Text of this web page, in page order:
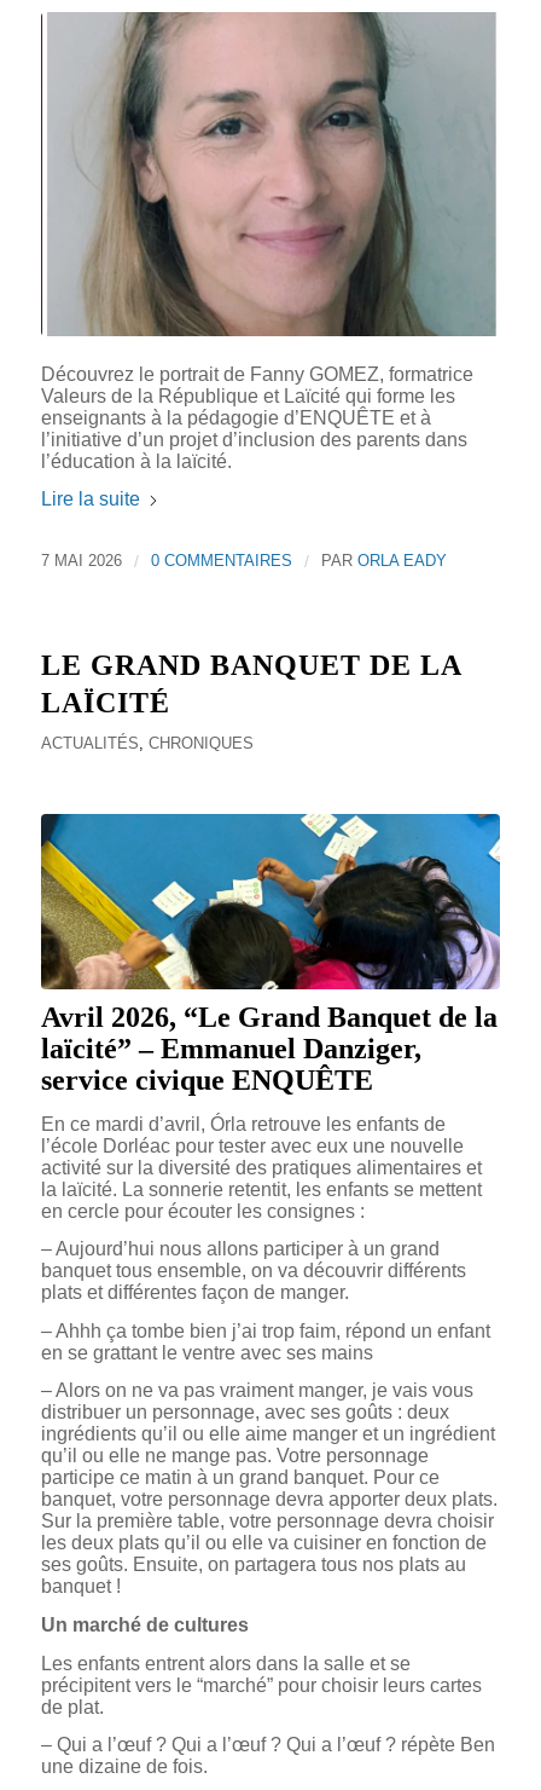
Découvrez le portrait de Fanny GOMEZ, formatrice
Valeurs de la République et Laïcité qui forme les
enseignants à la pédagogie d’ENQUÊTE et à
l’initiative d’un projet d’inclusion des parents dans
l’éducation à la laïcité.
Lire la suite
7 MAI 2026 / 0 COMMENTAIRES / PAR ORLA EADY
LE GRAND BANQUET DE LA
LAÏCITÉ
ACTUALITÉS CHRONIQUES
Avril 2026, “Le Grand Banquet de la
laïcité” – Emmanuel Danziger,
service civique ENQUÊTE
En ce mardi d’avril, Órla retrouve les enfants de
l’école Dorléac pour tester avec eux une nouvelle
activité sur la diversité des pratiques alimentaires et
la laïcité. La sonnerie retentit, les enfants se mettent
en cercle pour écouter les consignes :
– Aujourd’hui nous allons participer à un grand
banquet tous ensemble, on va découvrir différents
plats et différentes façon de manger.
– Ahhh ça tombe bien j’ai trop faim, répond un enfant
en se grattant le ventre avec ses mains
– Alors on ne va pas vraiment manger, je vais vous
distribuer un personnage, avec ses goûts : deux
ingrédients qu’il ou elle aime manger et un ingrédient
qu’il ou elle ne mange pas. Votre personnage
participe ce matin à un grand banquet. Pour ce
banquet, votre personnage devra apporter deux plats.
Sur la première table, votre personnage devra choisir
les deux plats qu’il ou elle va cuisiner en fonction de
ses goûts. Ensuite, on partagera tous nos plats au
banquet !
Un marché de cultures
Les enfants entrent alors dans la salle et se
précipitent vers le “marché” pour choisir leurs cartes
de plat.
– Qui a l’œuf ? Qui a l’œuf ? Qui a l’œuf ? répète Ben
une dizaine de fois.